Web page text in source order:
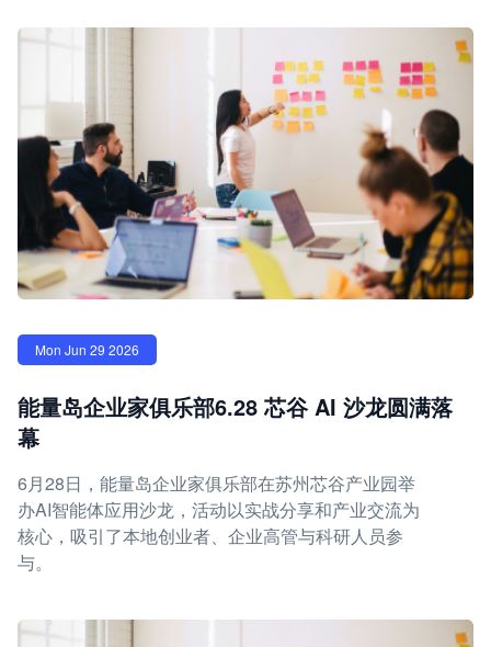
Mon Jun 29 2026
能量岛企业家俱乐部6.28 芯谷 AI 沙龙圆满落
幕
6月28日，能量岛企业家俱乐部在苏州芯谷产业园举
办AI智能体应用沙龙，活动以实战分享和产业交流为
核心，吸引了本地创业者、企业高管与科研人员参
与。